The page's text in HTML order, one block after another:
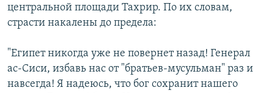
центральной площади Тахрир. По их словам,
страсти накалены до предела:
"Египет никогда уже не повернет назад! Генерал
ас-Сиси, избавь нас от "братьев-мусульман" раз и
навсегда! Я надеюсь, что бог сохранит нашего